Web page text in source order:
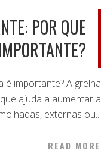
POR QUE
é importante? A grelha
ajuda a aumentar a
externas ou...
READ MORE